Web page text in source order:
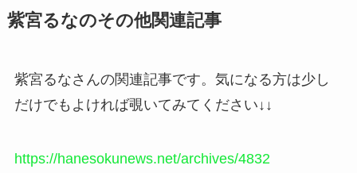
紫宮るなのその他関連記事
紫宮るなさんの関連記事です。気になる方は少し
だけでもよければ覗いてみてください↓↓
https://hanesokunews.net/archives/4832